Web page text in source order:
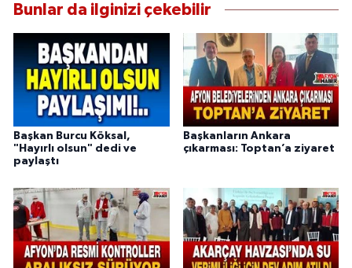
Bunlar da ilginizi çekebilir
Başkan Burcu Köksal,
"Hayırlı olsun" dedi ve
paylaştı
Başkanların Ankara
çıkarması: Toptan’a ziyaret